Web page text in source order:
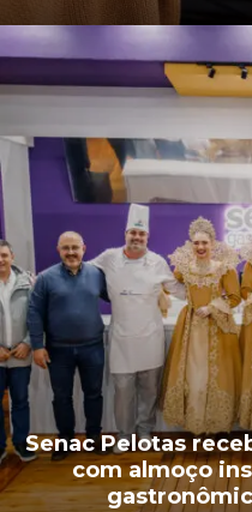
Senac Pelotas
com almoço